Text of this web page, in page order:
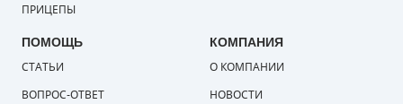
ПРИЦЕПЫ
ПОМОЩЬ
СТАТЬИ
ВОПРОС-ОТВЕТ
КОМПАНИЯ
О КОМПАНИИ
НОВОСТИ